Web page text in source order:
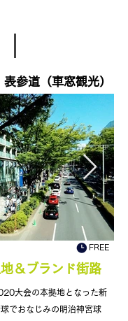
参道（車窓観光）
FREE
＆ブランド街路
大会の本拠地となった新
でおなじみの明治神宮球